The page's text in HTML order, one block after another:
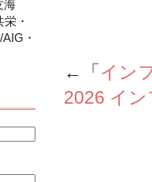
←「イン
2026 イ
海
・
・